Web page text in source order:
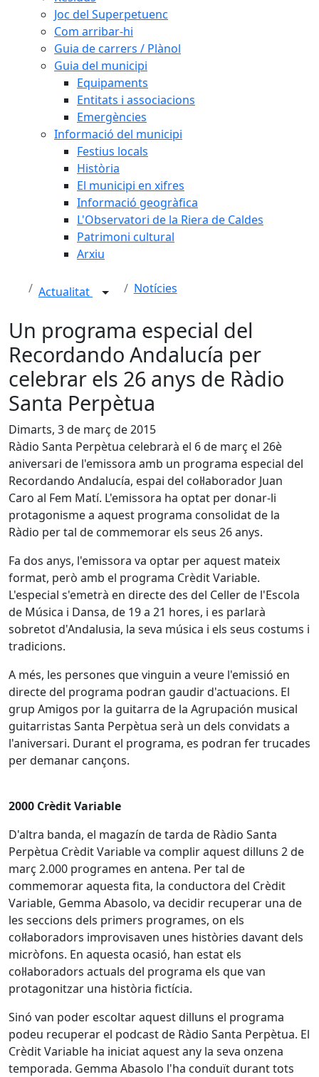
Joc del Superpetuenc
Com arribar-hi
Guia de carrers / Plànol
Guia del municipi
Equipaments
Entitats i associacions
Emergències
Informació del municipi
Festius locals
Història
El municipi en xifres
Informació geogràfica
L'Observatori de la Riera de Caldes
Patrimoni cultural
Arxiu
Actualitat Notícies
Un programa especial del
Recordando Andalucía per
celebrar els 26 anys de Ràdio
Santa Perpètua
Dimarts, 3 de març de 2015
Ràdio Santa Perpètua celebrarà el 6 de març el 26è
aniversari de l'emissora amb un programa especial del
Recordando Andalucía, espai del col·laborador Juan
Caro al Fem Matí. L'emissora ha optat per donar-li
protagonisme a aquest programa consolidat de la
Ràdio per tal de commemorar els seus 26 anys.
Fa dos anys, l'emissora va optar per aquest mateix
format, però amb el programa Crèdit Variable.
L'especial s'emetrà en directe des del Celler de l'Escola
de Música i Dansa, de 19 a 21 hores, i es parlarà
sobretot d'Andalusia, la seva música i els seus costums i
tradicions.
A més, les persones que vinguin a veure l'emissió en
directe del programa podran gaudir d'actuacions. El
grup Amigos por la guitarra de la Agrupación musical
guitarristas Santa Perpètua serà un dels convidats a
l'aniversari. Durant el programa, es podran fer trucades
per demanar cançons.
2000 Crèdit Variable
D'altra banda, el magazín de tarda de Ràdio Santa
Perpètua Crèdit Variable va complir aquest dilluns 2 de
març 2.000 programes en antena. Per tal de
commemorar aquesta fita, la conductora del Crèdit
Variable, Gemma Abasolo, va decidir recuperar una de
les seccions dels primers programes, on els
col·laboradors improvisaven unes històries davant dels
micròfons. En aquesta ocasió, han estat els
col·laboradors actuals del programa els que van
protagonitzar una història fictícia.
Sinó van poder escoltar aquest dilluns el programa
podeu recuperar el podcast de Ràdio Santa Perpètua. El
Crèdit Variable ha iniciat aquest any la seva onzena
temporada. Gemma Abasolo l'ha conduït durant tots